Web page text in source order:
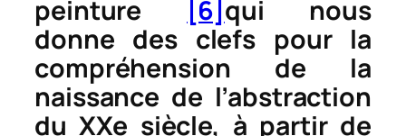
peinture
[6] qui nous
donne des clefs pour la
compréhension de la
naissance de l’abstraction
du XXe siècle, à partir de